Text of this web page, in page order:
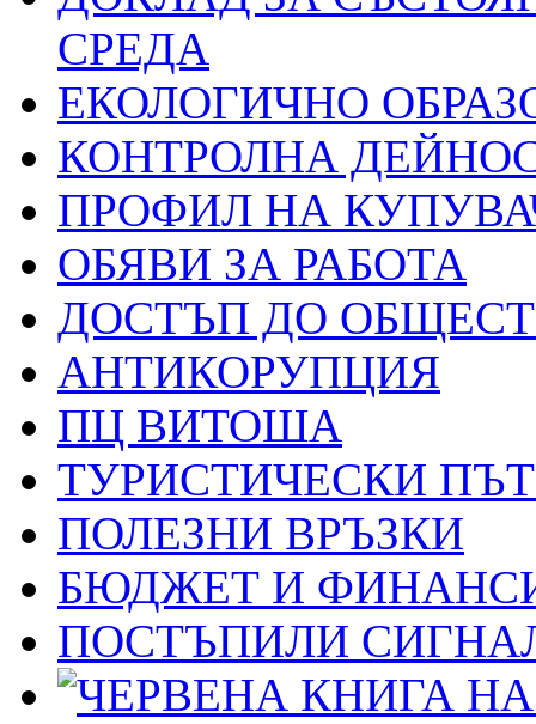
СРЕДА
ЕКОЛОГИЧНО
КОНТРОЛНА
ПРОФИЛ НА
ОБЯВИ ЗА РАБОТА
ДОСТЪП ДО
АНТИКОРУПЦИЯ
ПЦ ВИТОША
ТУРИСТИЧЕСКИ
ПОЛЕЗНИ ВРЪЗКИ
БЮДЖЕТ И
ПОСТЪПИЛИ